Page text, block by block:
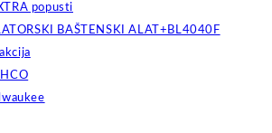
popusti
BAŠTENSKI ALAT+BL4040F